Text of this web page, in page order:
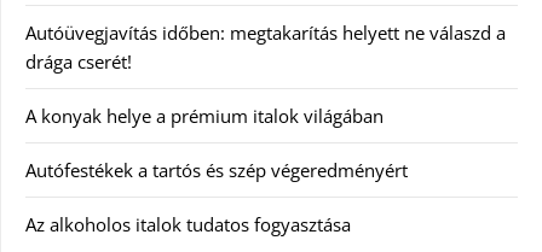
Autóüvegjavítás időben: megtakarítás helyett ne válaszd a
drága cserét!
A konyak helye a prémium italok világában
Autófestékek a tartós és szép végeredményért
Az alkoholos italok tudatos fogyasztása